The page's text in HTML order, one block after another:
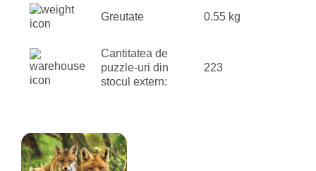
Greutate 0.55 kg
Cantitatea de
puzzle-uri din
stocul extern:
223